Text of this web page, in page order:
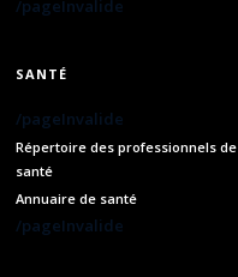
/pageInvalide
SANTÉ
/pageInvalide
Répertoire des professionnels de
santé
Annuaire de santé
/pageInvalide